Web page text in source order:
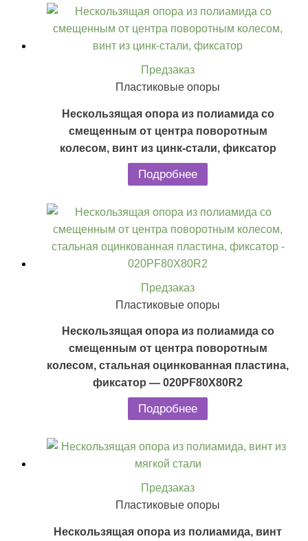
Предзаказ
Пластиковые опоры
Нескользящая опора из полиамида со
смещенным от центра поворотным
колесом, винт из цинк-стали, фиксатор
Подробнее
Предзаказ
Пластиковые опоры
Нескользящая опора из полиамида со
смещенным от центра поворотным
колесом, стальная оцинкованная пластина,
фиксатор — 020PF80X80R2
Подробнее
Предзаказ
Пластиковые опоры
Нескользящая опора из полиамида, винт